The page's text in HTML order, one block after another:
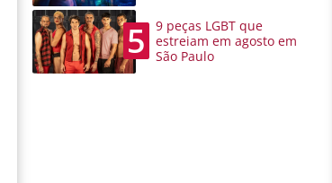
5
9 peças LGBT que
estreiam em agosto em
São Paulo